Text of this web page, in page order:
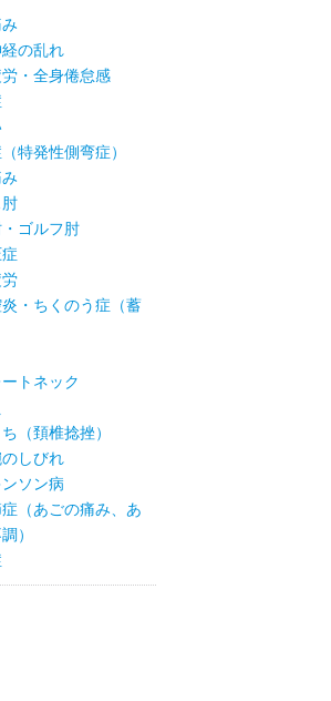
の乱れ
・全身倦怠感
特発性側弯症）
ゴルフ肘
・ちくのう症（蓄
トネック
（頚椎捻挫）
しびれ
ソン病
（あごの痛み、あ
）